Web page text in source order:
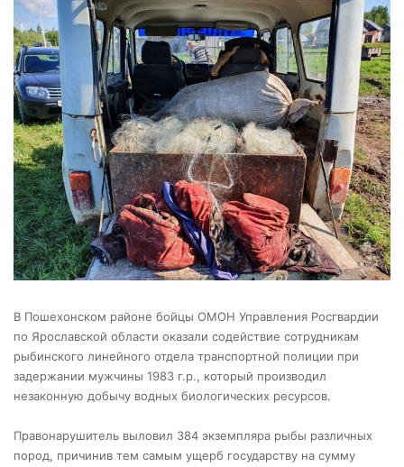
В Пошехонском районе бойцы ОМОН Управления Росгвардии
по Ярославской области оказали содействие сотрудникам
рыбинского линейного отдела транспортной полиции при
задержании мужчины 1983 г.р., который производил
незаконную добычу водных биологических ресурсов.
Правонарушитель выловил 384 экземпляра рыбы различных
пород, причинив тем самым ущерб государству на сумму